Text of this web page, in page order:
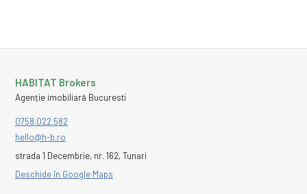
HABITAT Brokers
Agenție imobiliară Bucuresti
0758.022.582
hello@h-b.ro
strada 1 Decembrie, nr. 162, Tunari
Deschide în Google Maps